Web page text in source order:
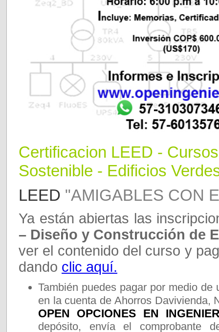
Certificacion LEED -
Sostenible - Edificios
LEED "AMIGABLES CON
Ya están abiertas las
– Diseño y Construcción de
ver el contenido del curso y
dando clic aquí.
También puedes pagar por medio
en la cuenta de Ahorros Davivienda,
OPEN OPCIONES EN
depósito, envía el comprobante